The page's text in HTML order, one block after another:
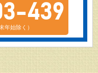
439
年始除く）